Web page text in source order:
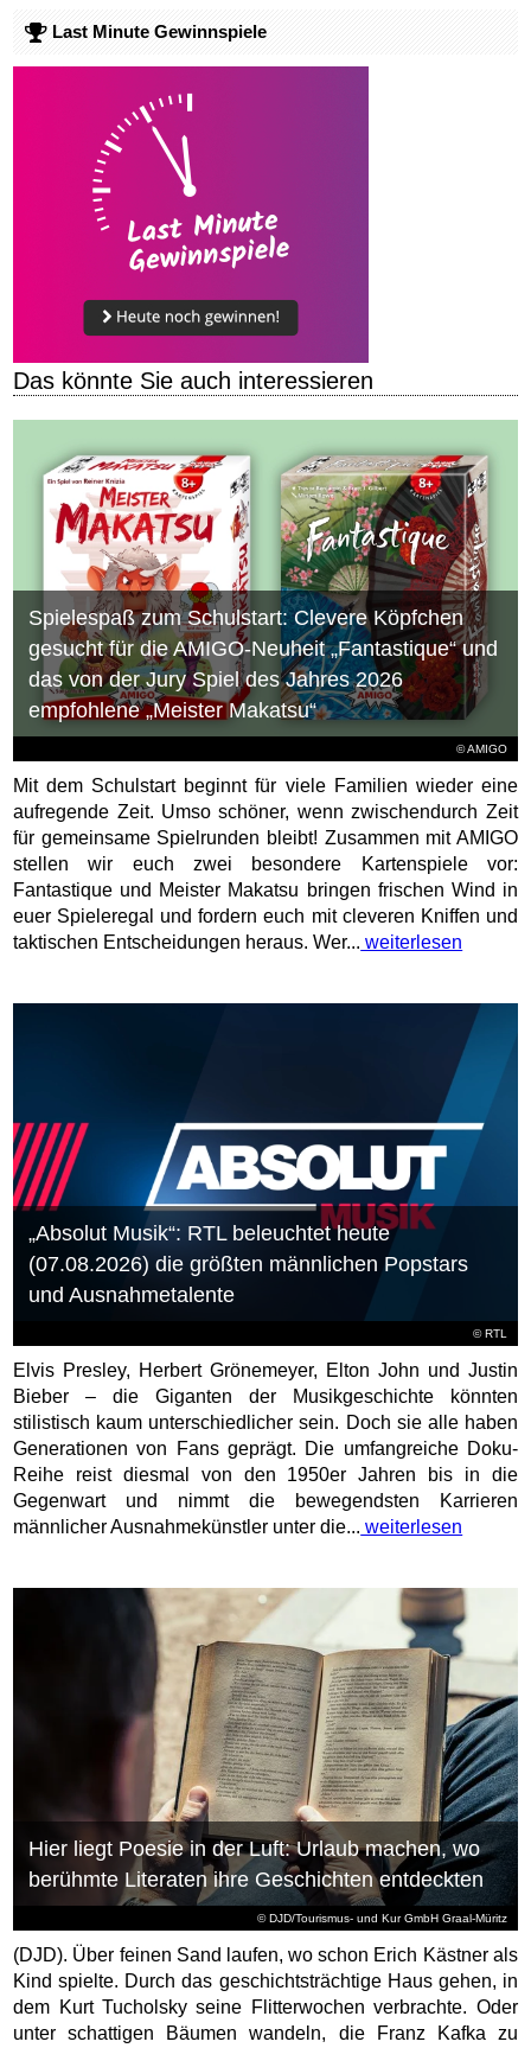
Last Minute Gewinnspiele
Das könnte Sie auch interessieren
© AMIGO
Spielespaß zum Schulstart: Clevere Köpfchen
gesucht für die AMIGO-Neuheit „Fantastique“ und
das von der Jury Spiel des Jahres 2026
empfohlene „Meister Makatsu“
Mit dem Schulstart beginnt für viele Familien wieder eine
aufregende Zeit. Umso schöner, wenn zwischendurch Zeit
für gemeinsame Spielrunden bleibt! Zusammen mit AMIGO
stellen wir euch zwei besondere Kartenspiele vor:
Fantastique und Meister Makatsu bringen frischen Wind in
euer Spieleregal und fordern euch mit cleveren Kniffen und
taktischen Entscheidungen heraus. Wer... weiterlesen
©RTL
„Absolut Musik“: RTL beleuchtet heute
(07.08.2026) die größten männlichen Popstars
und Ausnahmetalente
Elvis Presley, Herbert Grönemeyer, Elton John und Justin
Bieber – die Giganten der Musikgeschichte könnten
stilistisch kaum unterschiedlicher sein. Doch sie alle haben
Generationen von Fans geprägt. Die umfangreiche Doku-
Reihe reist diesmal von den 1950er Jahren bis in die
Gegenwart und nimmt die bewegendsten Karrieren
männlicher Ausnahmekünstler unter die... weiterlesen
© DJD/Tourismus- und Kur GmbH Graal-Müritz
Hier liegt Poesie in der Luft: Urlaub machen, wo
berühmte Literaten ihre Geschichten entdeckten
(DJD). Über feinen Sand laufen, wo schon Erich Kästner als
Kind spielte. Durch das geschichtsträchtige Haus gehen, in
dem Kurt Tucholsky seine Flitterwochen verbrachte. Oder
unter schattigen Bäumen wandeln, die Franz Kafka zu